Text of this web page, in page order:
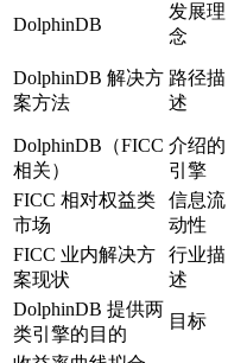
DolphinDB
发展理
念
DolphinDB 解决方
案方法
路径描
述
DolphinDB（FICC
相关）
介绍的
引擎
FICC 相对权益类
市场
信息流
动性
FICC 业内解决方
案现状
行业描
述
DolphinDB 提供两
类引擎的目的
目标